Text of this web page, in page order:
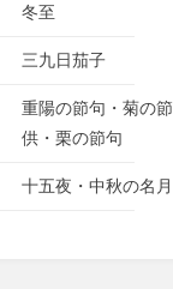
冬至
三九日茄子
重陽の節句・菊の節
供・栗の節句
十五夜・中秋の名月